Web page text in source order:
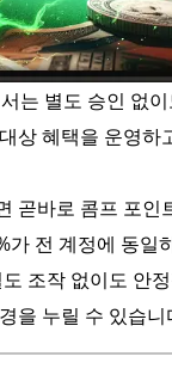
는 별도 승인 없
상 혜택을 운영하
곧바로 콤프 포인
가 전 계정에 동일
조작 없이도 안
을 누릴 수 있습니